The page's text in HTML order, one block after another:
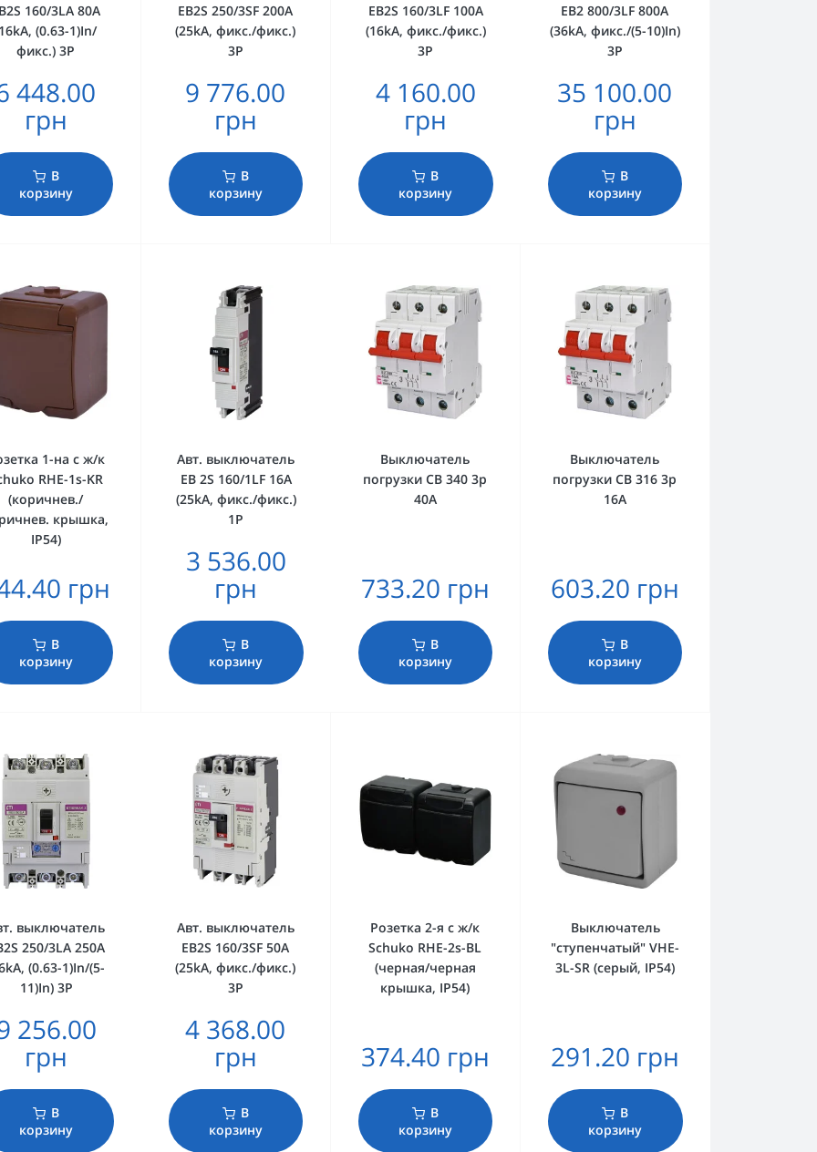
160/3LA 80A
(0.63-1)In/
фикс.) 3P
448.00
грн
В
корзину
EB2S 250/3SF 200A
(25kA, фикс./фикс.)
3P
9 776.00
грн
В
корзину
EB2S 160/3LF 100A
(16kA, фикс./фикс.)
3P
4 160.00
грн
В
корзину
EB2 800/3LF 800A
(36kA, фикс./(5-10)In)
3P
35 100.00
грн
В
корзину
1-на с ж/к
RHE-1s-KR
(коричнев./
крышка,
IP54)
грн
В
корзину
Авт. выключатель
EB 2S 160/1LF 16A
(25kA, фикс./фикс.)
1P
3 536.00
грн
В
корзину
Выключатель
погрузки СВ 340 3р
40А
733.20 грн
В
корзину
Выключатель
погрузки СВ 316 3р
16А
603.20 грн
В
корзину
выключатель
250/3LA 250A
(0.63-1)In/(5-
11)In) 3P
256.00
грн
В
корзину
Авт. выключатель
EB2S 160/3SF 50A
(25kA, фикс./фикс.)
3P
4 368.00
грн
В
корзину
Розетка 2-я с ж/к
Schuko RHE-2s-BL
(черная/черная
крышка, IP54)
374.40 грн
В
корзину
Выключатель
"ступенчатый" VHE-
3L-SR (серый, IP54)
291.20 грн
В
корзину